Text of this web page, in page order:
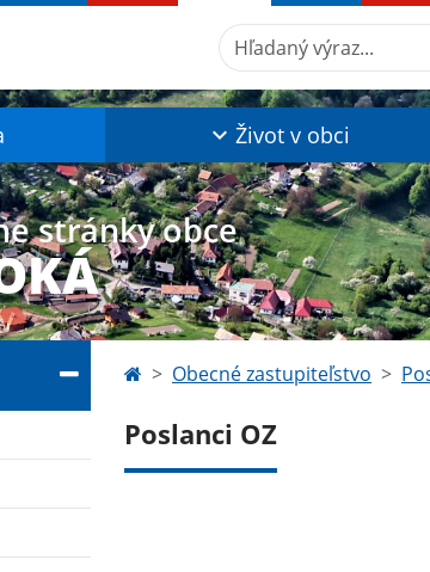
Hľadaný výraz...
Život v obci
stránky obce
Obecné zastupiteľstvo
Poslanci OZ